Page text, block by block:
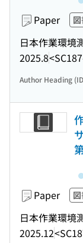
Paper
日本作業環境
2025.8
Author Heading
Paper
日本作業環境
2025.12